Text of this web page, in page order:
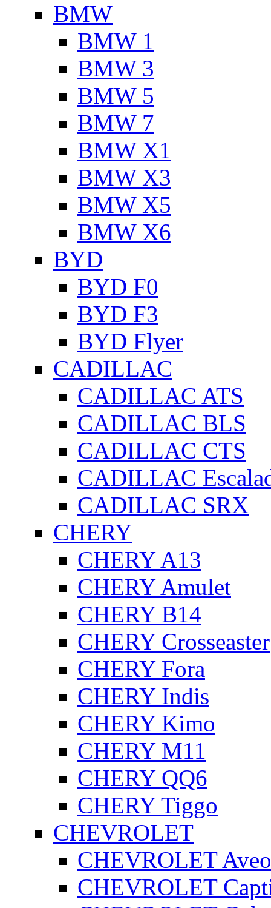
BMW
BMW 1
BMW 3
BMW 5
BMW 7
BMW X1
BMW X3
BMW X5
BMW X6
BYD
BYD F0
BYD F3
BYD Flyer
CADILLAC
CADILLAC ATS
CADILLAC BLS
CADILLAC CTS
CADILLAC
CADILLAC SRX
CHERY
CHERY A13
CHERY Amulet
CHERY B14
CHERY Crosseaster
CHERY Fora
CHERY Indis
CHERY Kimo
CHERY M11
CHERY QQ6
CHERY Tiggo
CHEVROLET
CHEVROLET Aveo
CHEVROLET